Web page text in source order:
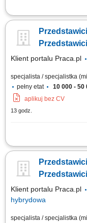
Doradzanie klientom w
prowadzenie spotkań
sprzedaży. Budowanie
Klient portalu Praca.pl
specjalista / specjalistka
pełny etat
10 000 - 50
aplikuj bez CV
13 godz.
Doradzanie klientom w
prowadzenie spotkań
sprzedaży. Budowanie
Klient portalu Praca.pl
hybrydowa
specjalista / specjalistka